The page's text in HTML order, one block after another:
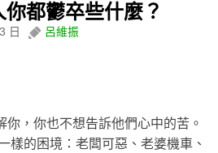
都鬱卒些什麼？
日 呂維振
，你也不想告訴他們心中的苦。
樣的困境：老闆可惡、老婆機車、